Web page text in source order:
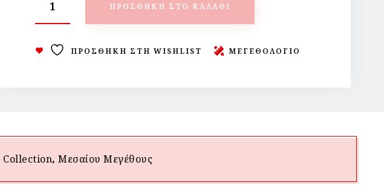
ΠΡΟΣΘΉΚΗ ΣΤΟ ΚΑΛΆΘΙ
ΠΡΟΣΘΉΚΗ ΣΤΗ WISHLIST ΜΕΓΕΘΟΛΟΓΙΟ
Collection, Μεσαίου Mεγέθους